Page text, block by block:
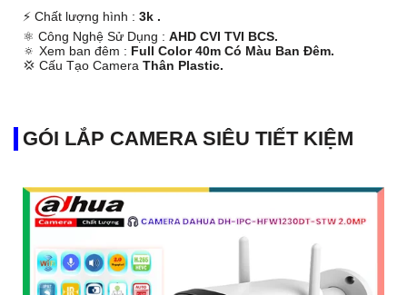
️⚡ Chất lượng hình : 3k .
⚛️ Công Nghệ Sử Dụng : AHD CVI TVI BCS.
🔅 Xem ban đêm : Full Color 40m Có Màu Ban Ðêm.
💢 Cấu Tạo Camera Thân Plastic.
GÓI LẮP CAMERA SIÊU TIẾT KIỆM